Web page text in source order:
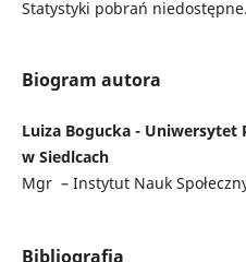
Statystyki pobrań niedostępne.
Biogram autora
Luiza Bogucka -
w Siedlcach
Mgr – Instytut Nauk
Bibliografia